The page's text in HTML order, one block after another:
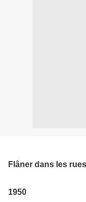
Flâner dans les rues
1950